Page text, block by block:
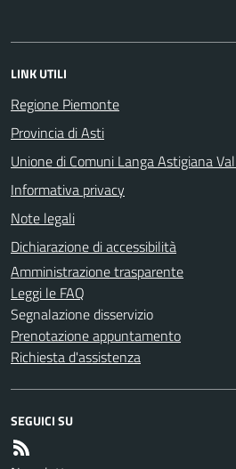
LINK UTILI
Regione Piemonte
Provincia di Asti
Unione di Comuni Langa Astigiana
Informativa privacy
Note legali
Dichiarazione di accessibilità
Amministrazione trasparente
Leggi le FAQ
Segnalazione disservizio
Prenotazione appuntamento
Richiesta d'assistenza
SEGUICI SU